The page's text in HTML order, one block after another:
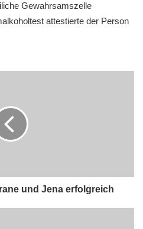
Gewahrsamszelle
attestierte der Person
und Jena erfolgreich